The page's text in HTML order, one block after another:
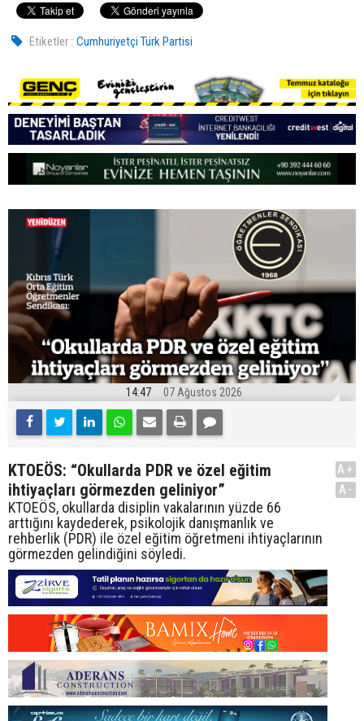
Etiketler : Cumhuriyetçi Türk Partisi
14:47 07 Ağustos 2026
KTOEÖS: “Okullarda PDR ve özel eğitim
ihtiyaçları görmezden geliniyor”
KTOEÖS, okullarda disiplin vakalarının yüzde 66
arttığını kaydederek, psikolojik danışmanlık ve
rehberlik (PDR) ile özel eğitim öğretmeni ihtiyaçlarının
görmezden gelindiğini söyledi.
A+
A-